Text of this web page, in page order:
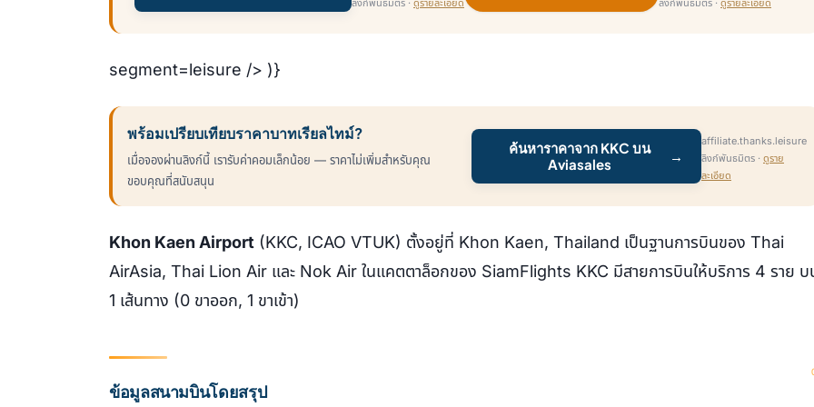
ลิงก์พันธมิตร · ดูรายละเอียด ลิงก์พันธมิตร · ดูรายละเอียด
segment=leisure /> )}
พร้อมเปรียบเทียบราคาบาทเรียลไทม์?
เมื่อจองผ่านลิงก์นี้ เรารับค่าคอมเล็กน้อย — ราคาไม่เพิ่มสำหรับคุณ
ขอบคุณที่สนับสนุน
ค้นหาราคาจาก KKC บน
Aviasales
→
affiliate.thanks.leisure
ลิงก์พันธมิตร · ดูราย
ละเอียด
Khon Kaen Airport (KKC, ICAO VTUK) ตั้งอยู่ที่ Khon Kaen, Thailand เป็นฐานการบินของ Thai
AirAsia, Thai Lion Air และ Nok Air ในแคตตาล็อกของ SiamFlights KKC มีสายการบินให้บริการ 4 ราย บ
1 เส้นทาง (0 ขาออก, 1 ขาเข้า)
ข้อมูลสนามบินโดยสรุป